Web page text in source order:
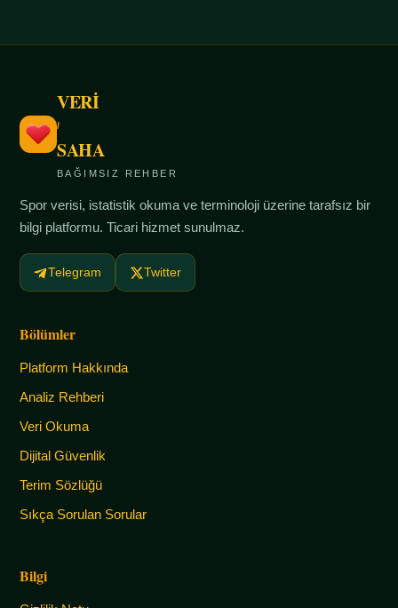
VERİ
/
SAHA
BAĞIMSIZ REHBER
Spor verisi, istatistik okuma ve terminoloji üzerine tarafsız bir
bilgi platformu. Ticari hizmet sunulmaz.
Telegram Twitter
Bölümler
Platform Hakkında
Analiz Rehberi
Veri Okuma
Dijital Güvenlik
Terim Sözlüğü
Sıkça Sorulan Sorular
Bilgi